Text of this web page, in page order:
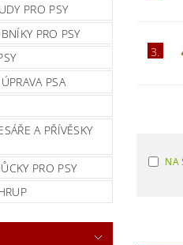
PRO PSY
PRO PSY
PSA
A PŘÍVĚSKY
PRO PSY
3.
NA